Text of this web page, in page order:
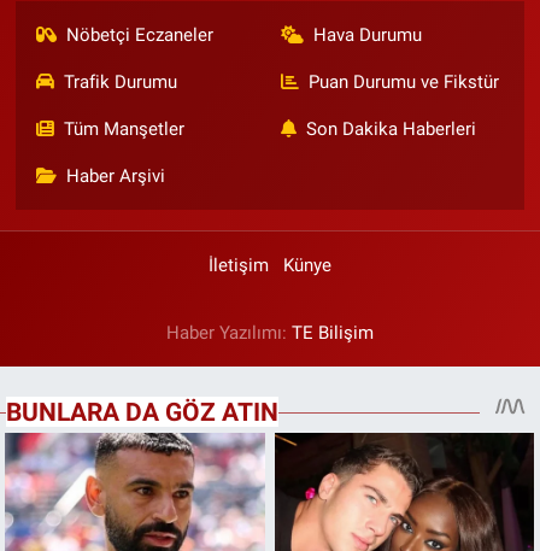
Nöbetçi Eczaneler Hava Durumu
Trafik Durumu Puan Durumu ve Fikstür
Tüm Manşetler Son Dakika Haberleri
Haber Arşivi
İletişim Künye
Haber Yazılımı: TE Bilişim